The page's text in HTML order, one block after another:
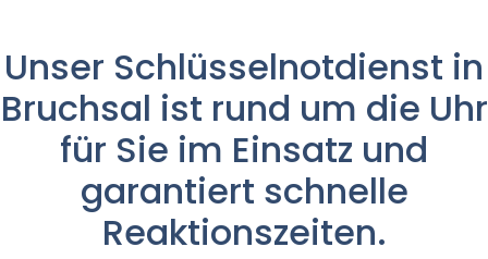
Unser Schlüsselnotdienst in
Bruchsal ist rund um die Uhr
für Sie im Einsatz und
garantiert schnelle
Reaktionszeiten.